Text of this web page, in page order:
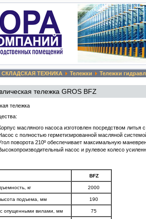
СКЛАДСКАЯ ТЕХНИКА Тележки Тележки
тележка GROS BFZ
тележка
масляного насоса изготовлен посредством
с полностью герметизированной масляной
поворота 210º обеспечивает максимальную
насос и рулевое колесо
BFZ
кг 2000
подъема, мм 190
опущенными вилами, мм 75